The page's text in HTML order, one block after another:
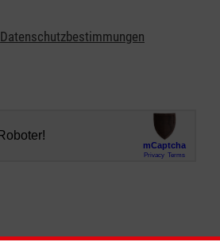
Datenschutzbestimmungen